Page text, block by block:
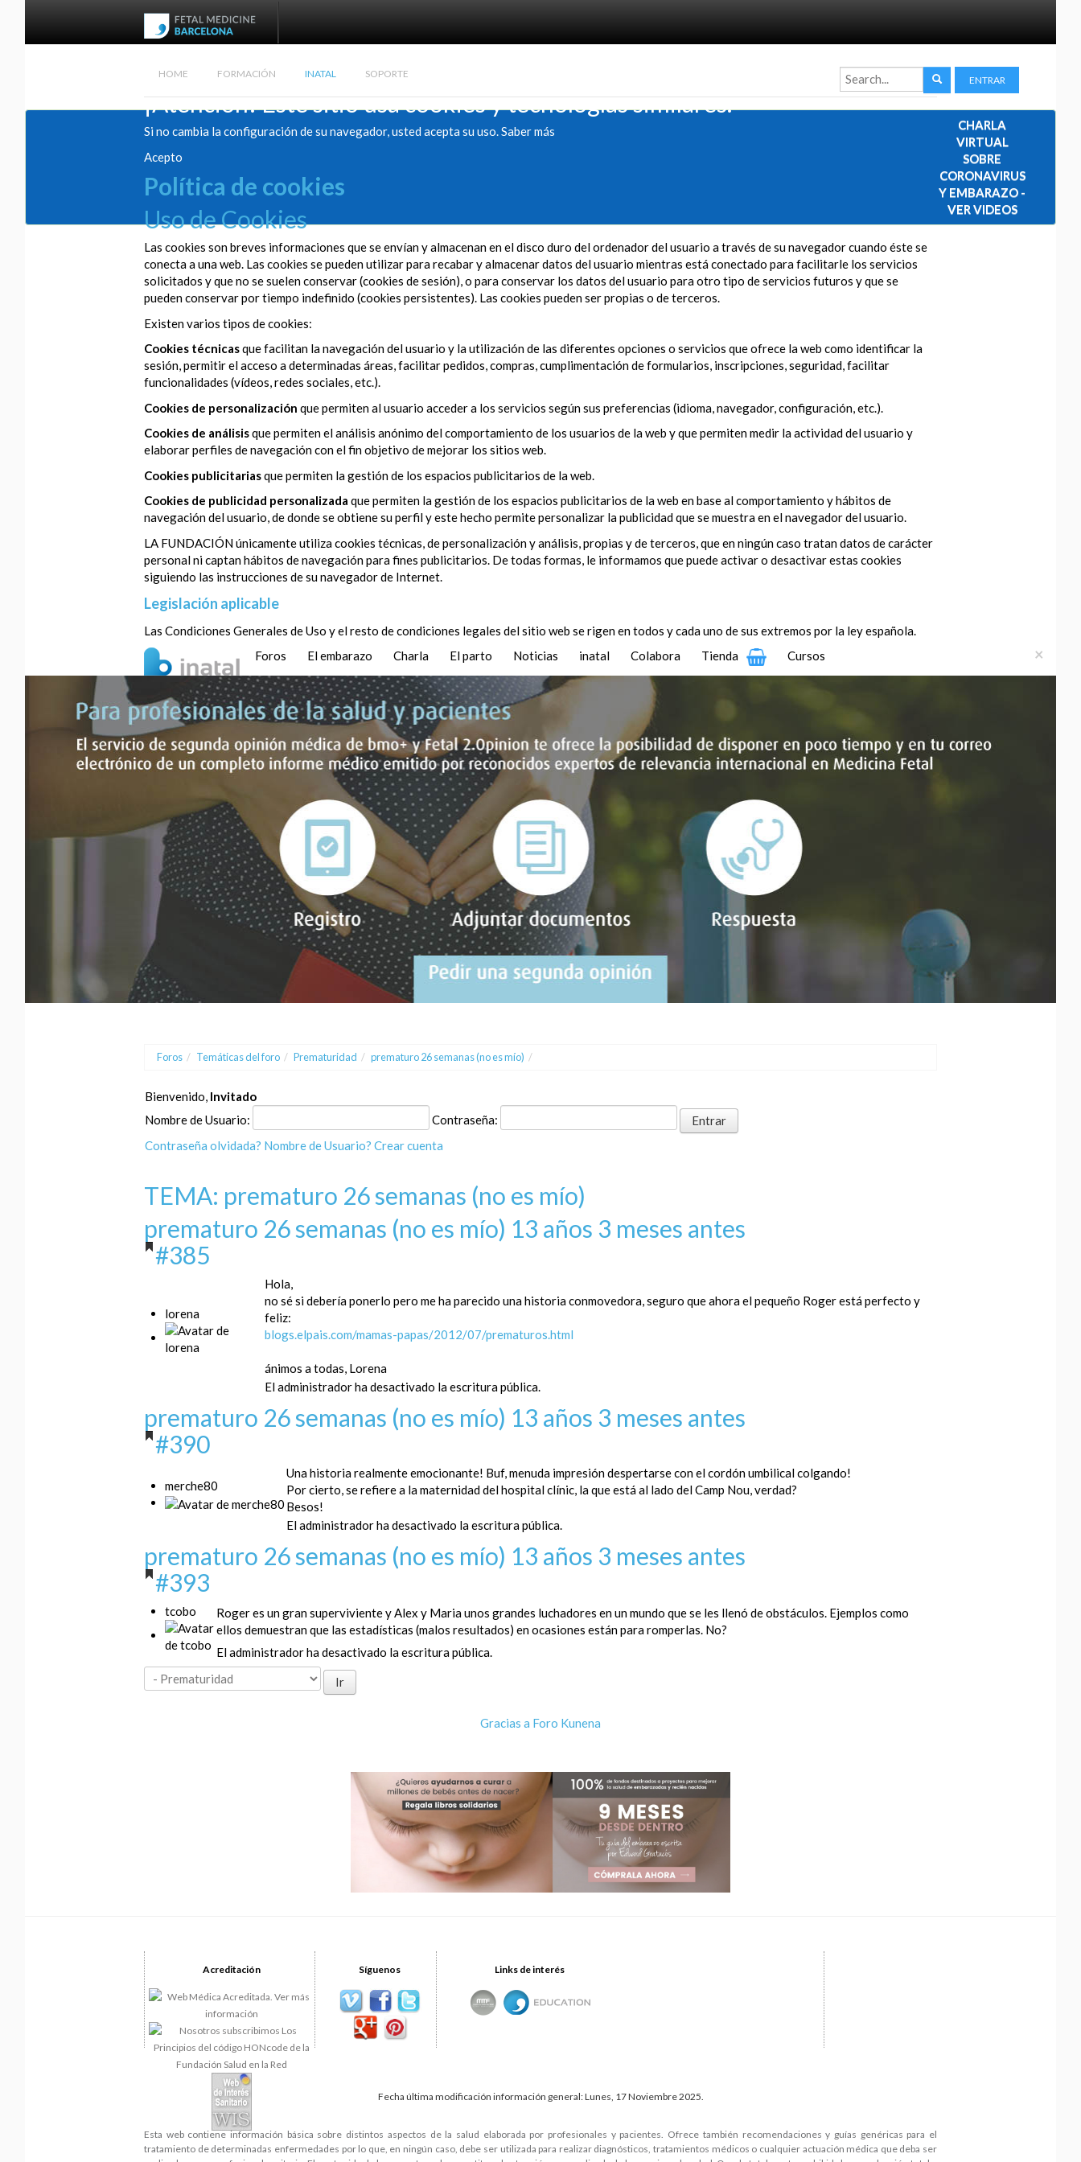
HOME FORMACIÓN INATAL SOPORTE
¡Atención! Este sitio usa cookies y tecnologías similares.
Si no cambia la configuración de su navegador, usted acepta su uso.Saber más
Acepto
Política de cookies
Uso de Cookies
Las cookies son breves informaciones que se envían y almacenan en el disco duro del ordenador del usuario a través de su navegador cuando éste se
conecta a una web. Las cookies se pueden utilizar para recabar y almacenar datos del usuario mientras está conectado para facilitarle los servicios
solicitados y que no se suelen conservar (cookies de sesión), o para conservar los datos del usuario para otro tipo de servicios futuros y que se
pueden conservar por tiempo indefinido (cookies persistentes). Las cookies pueden ser propias o de terceros.
Existen varios tipos de cookies:
Cookies técnicasque facilitan la navegación del usuario y la utilización de las diferentes opciones o servicios que ofrece la web como identificar la
sesión, permitir el acceso a determinadas áreas, facilitar pedidos, compras, cumplimentación de formularios, inscripciones, seguridad, facilitar
funcionalidades (vídeos, redes sociales, etc.).
Cookies de personalización que permiten al usuario acceder a los servicios según sus preferencias (idioma, navegador, configuración, etc.).
Cookies de análisisque permiten el análisis anónimo del comportamiento de los usuarios de la web y que permiten medir la actividad del usuario y
elaborar perfiles de navegación con el fin objetivo de mejorar los sitios web.
Cookies publicitariasque permiten la gestión de los espacios publicitarios de la web.
Cookies de publicidad personalizada que permiten la gestión de los espacios publicitarios de la web en base al comportamiento y hábitos de
navegación del usuario, de donde se obtiene su perfil y este hecho permite personalizar la publicidad que se muestra en el navegador del usuario.
LA FUNDACIÓN únicamente utiliza cookies técnicas, de personalización y análisis, propias y de terceros, que en ningún caso tratan datos de carácter
personal ni captan hábitos de navegación para fines publicitarios. De todas formas, le informamos que puede activar o desactivar estas cookies
siguiendo las instrucciones de su navegador de Internet.
Legislación aplicable
Las Condiciones Generales de Uso y el resto de condiciones legales del sitio web se rigen en todos y cada uno de sus extremos por la ley española.
Foros
El embarazo Charla El parto Noticias inatal Colabora Tienda Cursos
ENTRAR
×
CHARLA
VIRTUAL
SOBRE
CORONAVIRUS
Y EMBARAZO -
VER VIDEOS
Foros / Temáticas del foro / Prematuridad / prematuro 26 semanas (no es mío) /
Bienvenido, Invitado
Nombre de Usuario:
Contraseña:
Contraseña olvidada? Nombre de Usuario? Crear cuenta
TEMA: prematuro 26 semanas (no es mío)
prematuro 26 semanas (no es mío) 13 años 3 meses antes
#385
lorena
Hola,
no sé si debería ponerlo pero me ha parecido una historia conmovedora, seguro que ahora el pequeño Roger está perfecto y
feliz:
blogs.elpais.com/mamas-papas/2012/07/prematuros.html
ánimos a todas, Lorena
El administrador ha desactivado la escritura pública.
prematuro 26 semanas (no es mío) 13 años 3 meses antes
#390
merche80
Una historia realmente emocionante! Buf, menuda impresión despertarse con el cordón umbilical colgando!
Por cierto, se refiere a la maternidad del hospital clínic, la que está al lado del Camp Nou, verdad?
Besos!
El administrador ha desactivado la escritura pública.
prematuro 26 semanas (no es mío) 13 años 3 meses antes
#393
tcobo
Roger es un gran superviviente y Alex y Maria unos grandes luchadores en un mundo que se les llenó de obstáculos. Ejemplos como
ellos demuestran que las estadísticas (malos resultados) en ocasiones están para romperlas. No?
El administrador ha desactivado la escritura pública.
Gracias a Foro Kunena
Acreditación Síguenos Links de interés
Fecha última modificación información general: Lunes, 17 Noviembre 2025.
Esta web contiene información básica sobre distintos aspectos de la salud elaborada por profesionales y pacientes. Ofrece también recomendaciones y guías genéricas para el
tratamiento de determinadas enfermedades por lo que, en ningún caso, debe ser utilizada para realizar diagnósticos, tratamientos médicos o cualquier actuación médica que deba ser